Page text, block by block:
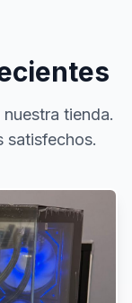
tienda.
satisfechos.